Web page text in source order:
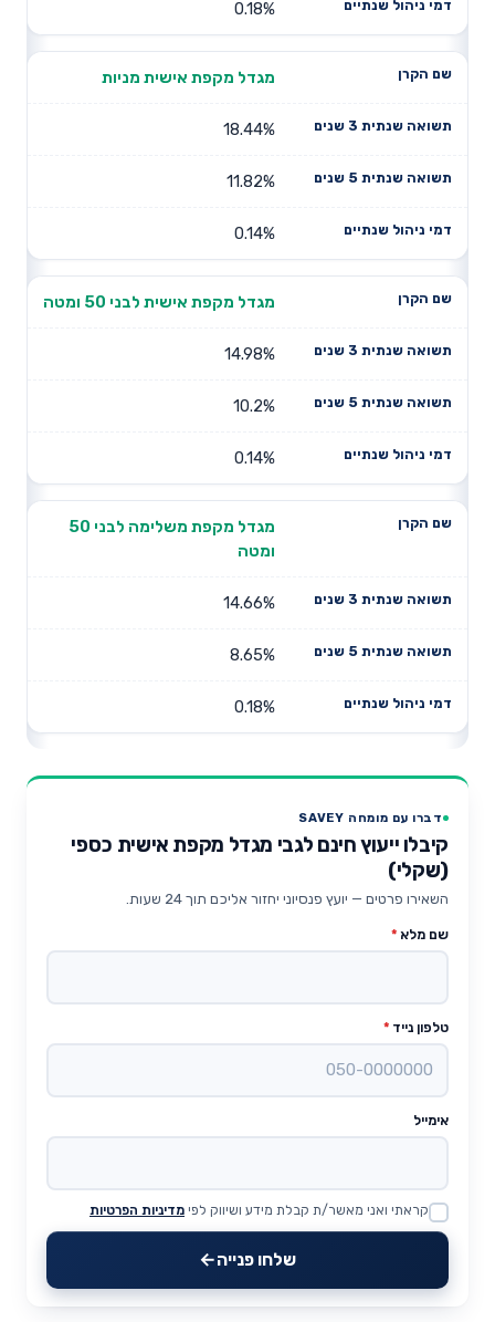
0.18%
מגדל מקפת אישית מניות
18.44%
11.82%
0.14%
מגדל מקפת אישית לבני 50 ומטה
14.98%
10.2%
0.14%
מגדל מקפת משלימה לבני 50
ומטה
14.66%
8.65%
0.18%
דברו עם מומחה SAVEY
קיבלו ייעוץ חינם לגבי מגדל מקפת אישית כספי
(שקלי)
השאירו פרטים — יועץ פנסיוני יחזור אליכם תוך 24 שעות.
שם מלא *
טלפון נייד *
אימייל
Website
קראתי ואני מאשר/ת קבלת מידע ושיווק לפי מדיניות הפרטיות
שלחו פנייה